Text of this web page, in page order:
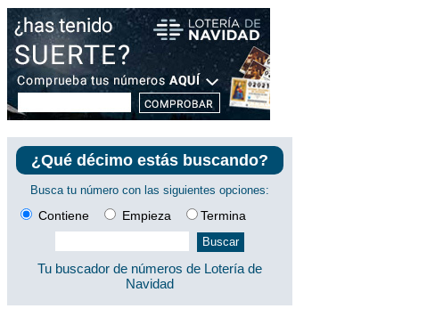
¿Qué décimo estás buscando?
Busca tu número con las siguientes opciones:
Contiene Empieza Termina
Tu buscador de números de Lotería de
Navidad